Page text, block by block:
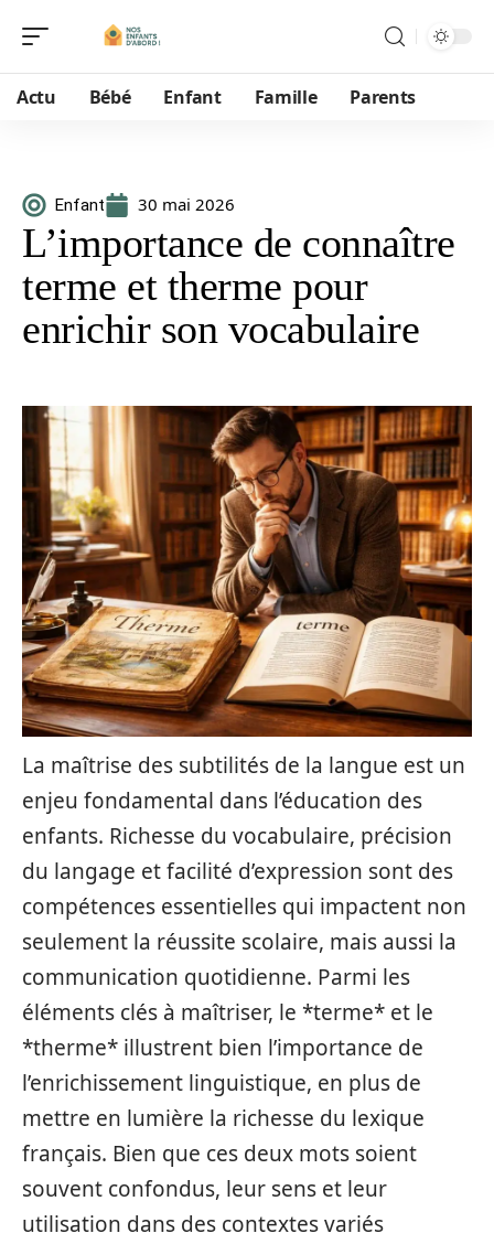
Actu Bébé Enfant Famille Parents
Enfant 30 mai 2026
L’importance de connaître
terme et therme pour
enrichir son vocabulaire
La maîtrise des subtilités de la langue est un
enjeu fondamental dans l’éducation des
enfants. Richesse du vocabulaire, précision
du langage et facilité d’expression sont des
compétences essentielles qui impactent non
seulement la réussite scolaire, mais aussi la
communication quotidienne. Parmi les
éléments clés à maîtriser, le *terme* et le
*therme* illustrent bien l’importance de
l’enrichissement linguistique, en plus de
mettre en lumière la richesse du lexique
français. Bien que ces deux mots soient
souvent confondus, leur sens et leur
utilisation dans des contextes variés